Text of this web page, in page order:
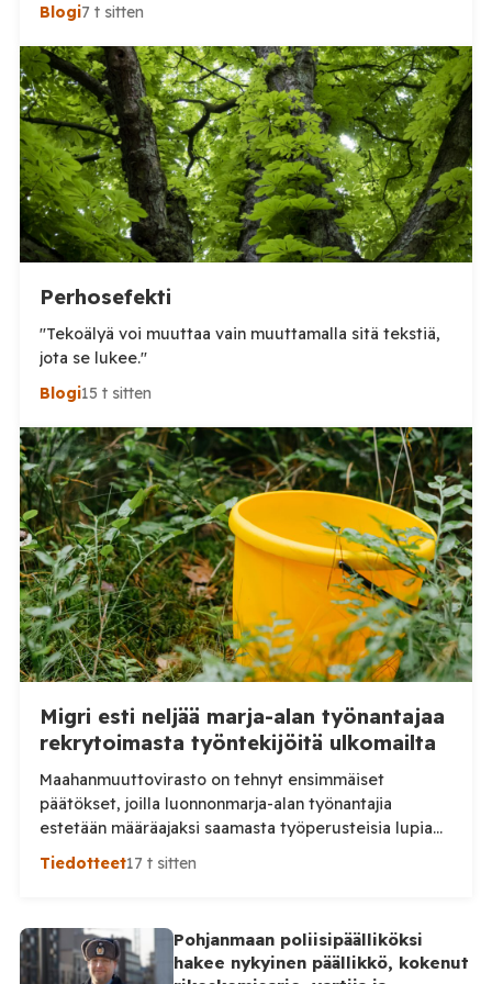
Viimeisin tieto, jonka näin oli perjantai-illalta
somepäivityksessä n. 60 000, eli aivan järjetön määrä.
Tämä voi olla yläkanttiin, mutta kuitenkin todella
suuri määrä. (Tosin tilanne on jo ilmeisimmin ohi,
mutta koskaan […]
Blogi7 t sitten
Perhosefekti
"Tekoälyä voi muuttaa vain muuttamalla sitä tekstiä,
jota se lukee."
Blogi15 t sitten
Migri esti neljää marja-alan työnantajaa
rekrytoimasta työntekijöitä ulkomailta
Maahanmuuttovirasto on tehnyt ensimmäiset
päätökset, joilla luonnonmarja-alan työnantajia
estetään määräajaksi saamasta työperusteisia lupia
ulkomailta rekrytoitaville työntekijöille. Päätösten
on kevään ja kesän 2026 aikana harkinnut lupien
myöntämisestä pidättäytymistä noin 20
luonnonmarja-alalla toimivan työnantajan kohdalla.
Tiedotteet17 t sitten
Pohjanmaan poliisipäälliköksi
hakee nykyinen päällikkö, kokenut